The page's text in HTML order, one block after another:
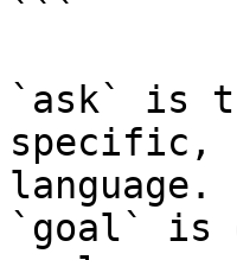
```
`ask` is
specific,
language.
`goal` is